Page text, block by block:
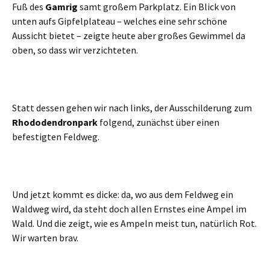
Fuß des Gamrig samt großem Parkplatz. Ein Blick von
unten aufs Gipfelplateau – welches eine sehr schöne
Aussicht bietet – zeigte heute aber großes Gewimmel da
oben, so dass wir verzichteten.
Statt dessen gehen wir nach links, der Ausschilderung zum
Rhododendronpark folgend, zunächst über einen
befestigten Feldweg.
Und jetzt kommt es dicke: da, wo aus dem Feldweg ein
Waldweg wird, da steht doch allen Ernstes eine Ampel im
Wald. Und die zeigt, wie es Ampeln meist tun, natürlich Rot.
Wir warten brav.